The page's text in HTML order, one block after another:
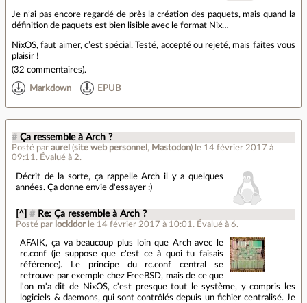
Je n’ai pas encore regardé de près la création des paquets, mais quand la
définition de paquets est bien lisible avec le format Nix…
NixOS, faut aimer, c’est spécial. Testé, accepté ou rejeté, mais faites vous
plaisir !
(32 commentaires).
Markdown EPUB
# Ça ressemble à Arch ?
Posté par aurel (site web personnel , Mastodon) le 14 février 2017 à
09:11 . Évalué à 2.
Décrit de la sorte, ça rappelle Arch il y a quelques
années. Ça donne envie d'essayer :)
[^] # Re: Ça ressemble à Arch ?
Posté par lockidor le 14 février 2017 à 10:01 . Évalué à6.
AFAIK, ça va beaucoup plus loin que Arch avec le
rc.conf (je suppose que c'est ce à quoi tu faisais
référence). Le principe du rc.conf central se
retrouve par exemple chez FreeBSD, mais de ce que
l'on m'a dit de NixOS, c'est presque tout le système, y compris les
logiciels & daemons, qui sont contrôlés depuis un fichier centralisé. Je